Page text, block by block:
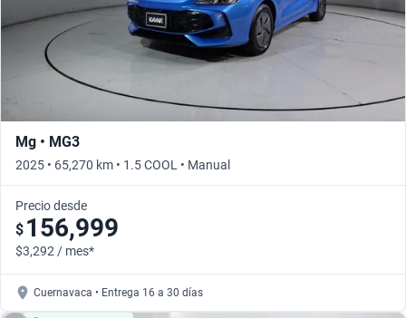
Mg • MG3
2025 • 65,270 km • 1.5 COOL • Manual
Precio desde
$ 156,999
$3,292 / mes*
Cuernavaca • Entrega 16 a 30 días